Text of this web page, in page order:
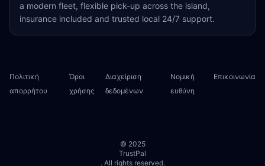
a modern fleet, flexible pick-up across the island,
insurance included and trusted local 24/7 support.
Πολιτική
απορρήτου
Όροι
χρήσης
Διαχείριση
δεδομένων
Νομική
ευθύνη
Επικοινωνία
© 2025
TrustPal
. All rights reserved.